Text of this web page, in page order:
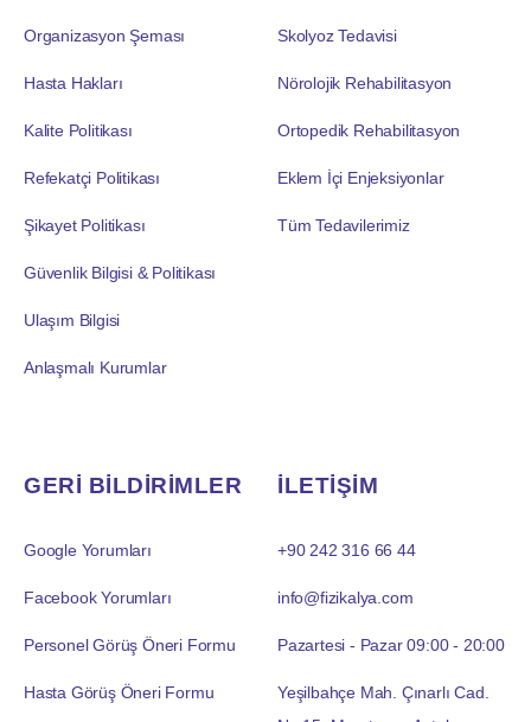
Organizasyon Şeması
Hasta Hakları
Kalite Politikası
Refekatçi Politikası
Şikayet Politikası
Güvenlik Bilgisi & Politikası
Ulaşım Bilgisi
Anlaşmalı Kurumlar
Skolyoz Tedavisi
Nörolojik Rehabilitasyon
Ortopedik Rehabilitasyon
Eklem İçi Enjeksiyonlar
Tüm Tedavilerimiz
GERİ BİLDİRİMLER
Google Yorumları
Facebook Yorumları
Personel Görüş Öneri Formu
Hasta Görüş Öneri Formu
İLETİŞİM
+90 242 316 66 44
info@fizikalya.com
Pazartesi - Pazar 09:00 - 20:00
Yeşilbahçe Mah. Çınarlı Cad.